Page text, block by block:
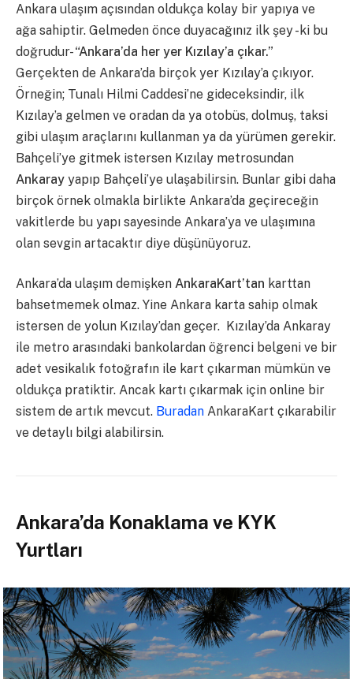
Ankara ulaşım açısından oldukça kolay bir yapıya ve
ağa sahiptir. Gelmeden önce duyacağınız ilk şey -ki bu
doğrudur-“Ankara’da her yer Kızılay’a çıkar.”
Gerçekten de Ankara’da birçok yer Kızılay’a çıkıyor.
Örneğin; Tunalı Hilmi Caddesi’ne gideceksindir, ilk
Kızılay’a gelmen ve oradan da ya otobüs, dolmuş, taksi
gibi ulaşım araçlarını kullanman ya da yürümen gerekir.
Bahçeli’ye gitmek istersen Kızılay metrosundan
Ankaray yapıp Bahçeli’ye ulaşabilirsin. Bunlar gibi daha
birçok örnek olmakla birlikte Ankara’da geçireceğin
vakitlerde bu yapı sayesinde Ankara’ya ve ulaşımına
olan sevgin artacaktır diye düşünüyoruz.
Ankara’da ulaşım demişken AnkaraKart’tan karttan
bahsetmemek olmaz. Yine Ankara karta sahip olmak
istersen de yolun Kızılay’dan geçer. Kızılay’da Ankaray
ile metro arasındaki bankolardan öğrenci belgeni ve bir
adet vesikalık fotoğrafın ile kart çıkarman mümkün ve
oldukça pratiktir. Ancak kartı çıkarmak için online bir
sistem de artık mevcut. Buradan AnkaraKart çıkarabilir
ve detaylı bilgi alabilirsin.
Ankara’da Konaklama ve KYK
Yurtları